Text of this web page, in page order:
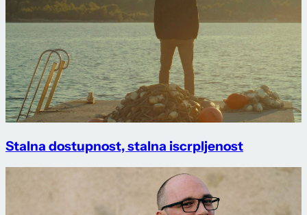
Stalna dostupnost, stalna iscrpljenost